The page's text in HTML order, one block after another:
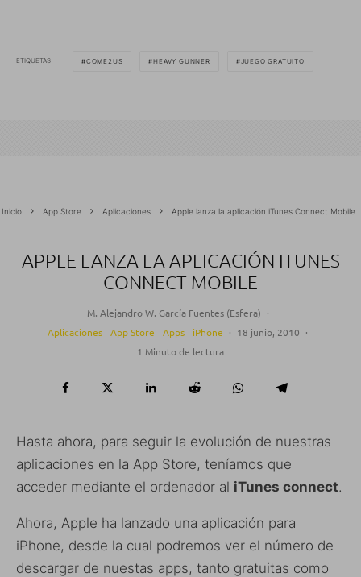
ETIQUETAS COME2US HEAVY GUNNER JUEGO GRATUITO
Inicio App Store Aplicaciones Apple lanza la aplicación iTunes Connect Mobile
APPLE LANZA LA APLICACIÓN ITUNES
CONNECT MOBILE
M. Alejandro W. García Fuentes (Esfera) ·
Aplicaciones
App Store Apps iPhone · 18 junio, 2010 ·
1 Minuto de lectura
Hasta ahora, para seguir la evolución de nuestras
aplicaciones en la App Store, teníamos que
acceder mediante el ordenador al iTunes connect.
Ahora, Apple ha lanzado una aplicación para
iPhone, desde la cual podremos ver el número de
descargar de nuestas apps, tanto gratuitas como